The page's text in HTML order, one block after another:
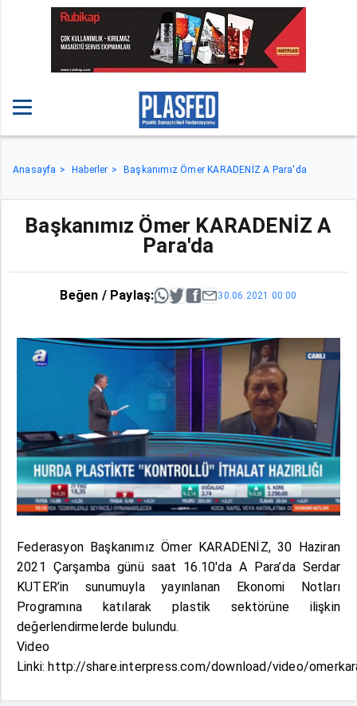
Anasayfa Haberler Başkanımız Ömer KARADENİZ A Para'da
Başkanımız Ömer KARADENİZ A
Para'da
Beğen / Paylaş: 30.06.2021 00:00
Federasyon Başkanımız Ömer KARADENİZ, 30 Haziran
2021 Çarşamba günü saat 16.10'da A Para’da Serdar
KUTER’in sunumuyla yayınlanan Ekonomi Notları
Programına katılarak plastik sektörüne ilişkin
değerlendirmelerde bulundu.
Video
Linki:http://share.interpress.com/download/video/